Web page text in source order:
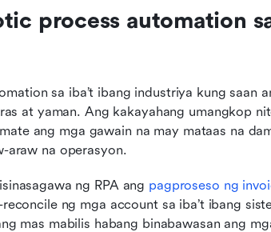
process automation
sa iba’t ibang industriya kung saan
at yaman. Ang kakayahang umangkop
ang mga gawain na may mataas na
araw na operasyon.
ng RPA ang pagproseso ng
ng mga account sa iba’t ibang
mas mabilis habang binabawasan ang